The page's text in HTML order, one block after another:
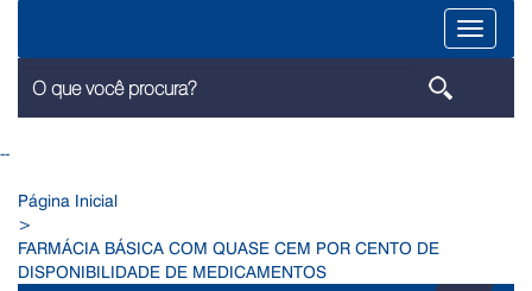
Menu
--
Página Inicial
>
FARMÁCIA BÁSICA COM QUASE CEM POR CENTO DE
DISPONIBILIDADE DE MEDICAMENTOS